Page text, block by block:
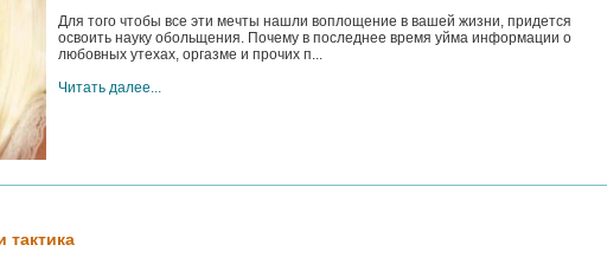
Для того чтобы все эти мечты нашли воплощение в вашей жизни, придется
освоить науку обольщения. Почему в последнее время уйма информации о
любовных утехах, оргазме и прочих п...
Читать далее...
тактика